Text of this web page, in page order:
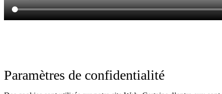
Paramètres de confidentialité